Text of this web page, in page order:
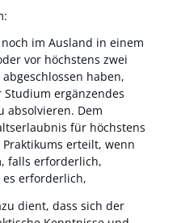
im Ausland in einem
vor höchstens zwei
haben,
ergänzendes
absolvieren. Dem
für höchstens
Praktikums erteilt, wenn
falls erforderlich,
erforderlich,
dient, dass sich der